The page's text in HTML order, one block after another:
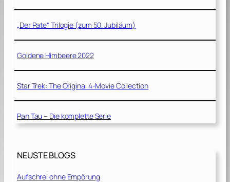
„Der Pate“ Trilogie (zum 50. Jubiläum)
Goldene Himbeere 2022
Star Trek: The Original 4-Movie Collection
Pan Tau – Die komplette Serie
NEUSTE BLOGS
Aufschrei ohne Empörung